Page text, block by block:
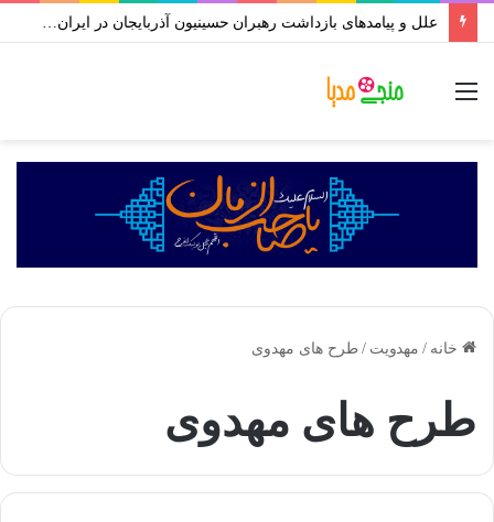
علل و پیامدهای بازداشت رهبران حسینیون آذربایجان در ایران | علی اکبر رائفی پور
خانه / مهدویت / طرح های مهدوی
طرح های مهدوی